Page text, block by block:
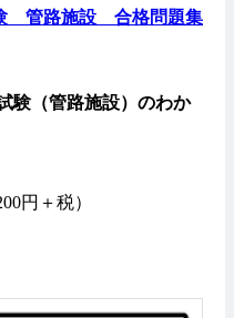
管路施設 合格問題集
験（管路施設）のわか
円＋税）